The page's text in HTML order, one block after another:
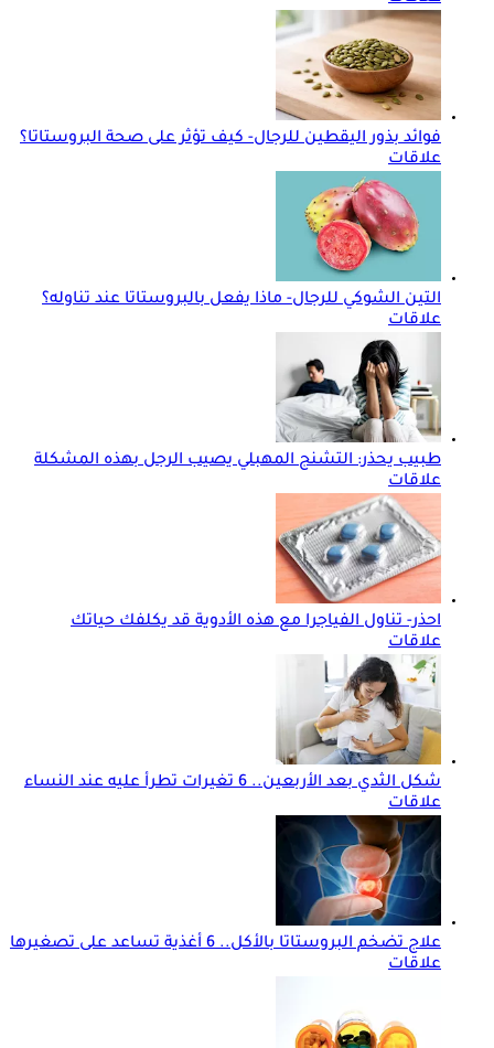
فوائد بذور اليقطين للرجال- كيف تؤثر على صحة البروستاتا؟
علاقات
التين الشوكي للرجال- ماذا يفعل بالبروستاتا عند تناوله؟
علاقات
طبيب يحذر: التشنج المهبلي يصيب الرجل بهذه المشكلة
علاقات
احذر- تناول الفياجرا مع هذه الأدوية قد يكلفك حياتك
علاقات
شكل الثدي بعد الأربعين.. 6 تغيرات تطرأ عليه عند النساء
علاقات
علاج تضخم البروستاتا بالأكل.. 6 أغذية تساعد على تصغيرها
علاقات